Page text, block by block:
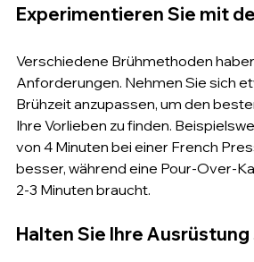
Experimentieren Sie mit
Verschiedene Brühmethoden
Anforderungen. Nehmen Sie sich
Brühzeit anzupassen, um den
Ihre Vorlieben zu finden.
von 4 Minuten bei einer French
besser, während eine Pour-Over-
2-3 Minuten braucht.
Halten Sie Ihre